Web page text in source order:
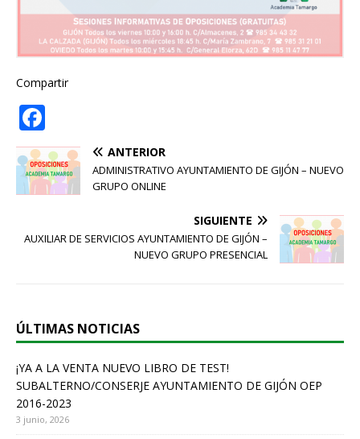
Compartir
a
c
e
o
ANTERIOR
ADMINISTRATIVO AYUNTAMIENTO DE GIJÓN – NUEVO
GRUPO ONLINE
SIGUIENTE
AUXILIAR DE SERVICIOS AYUNTAMIENTO DE GIJÓN –
NUEVO GRUPO PRESENCIAL
ÚLTIMAS NOTICIAS
¡YA A LA VENTA NUEVO LIBRO DE TEST!
SUBALTERNO/CONSERJE AYUNTAMIENTO DE GIJÓN OEP
2016-2023
3 junio, 2026